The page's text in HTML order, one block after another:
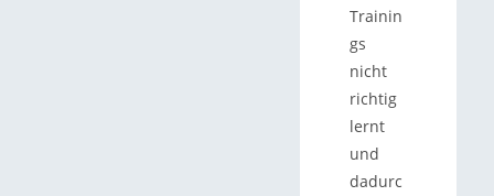
Trainin
gs
nicht
richtig
lernt
und
dadurc